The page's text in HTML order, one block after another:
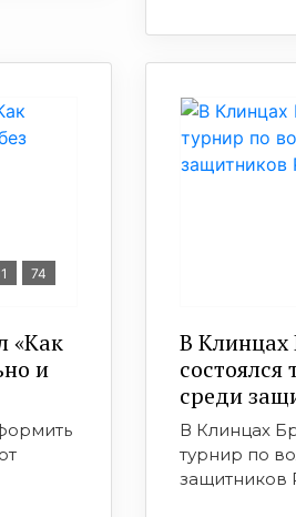
74
«Как
и
В Клинцах
среди
В Клинцах
турнир по
защитников